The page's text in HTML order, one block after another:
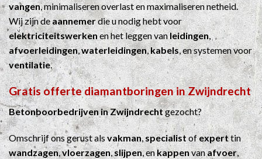
vangen, minimaliseren overlast en maximaliseren netheid.
Wij zijn deaannemerdie u nodig hebt voor
elektriciteitswerkenen het leggen vanleidingen,
afvoerleidingen,waterleidingen,kabels, en systemen voor
ventilatie.
Gratis offerte diamantboringen in Zwijndrecht
Betonboorbedrijven in Zwijndrechtgezocht?
Omschrijf ons gerust alsvakman,specialistofexperttin
wandzagen,vloerzagen,slijpen, enkappenvanafvoer,